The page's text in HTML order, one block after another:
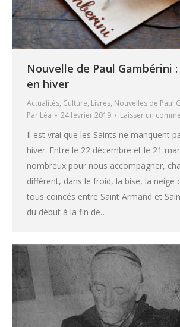
Nouvelle de Paul Gambérini
en hiver
Actualités, Culture, Livres, Nouvelles de Paul
Par Léa 24 février 2019 Laisser un
Il est vrai que les Saints ne manquent
hiver. Entre le 22 décembre et le 21
nombreux pour nous accompagner,
différent, dans le froid, la bise, la neige
tous coincés entre Saint Armand et
du début à la fin de…